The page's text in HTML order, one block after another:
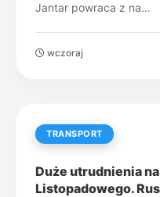
Jantar powraca z na…
wczoraj
TRANSPORT
Duże utrudnienia
Listopadowego.